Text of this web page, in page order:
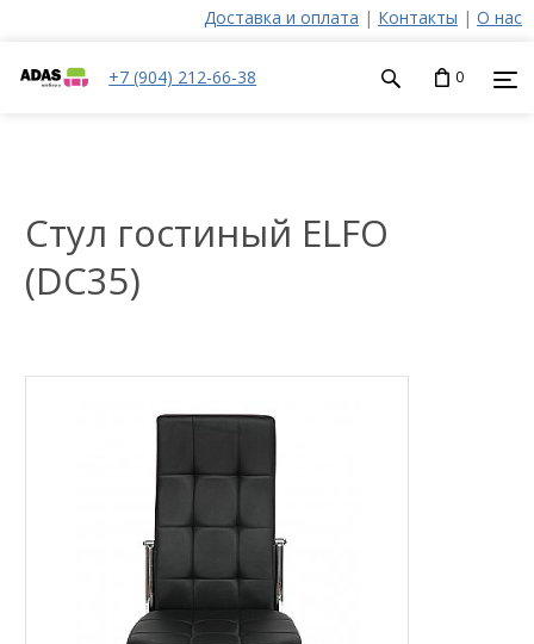
Доставка и оплата | Контакты | О нас
+7 (904) 212-66-38 0
Стул гостиный ELFO
(DC35)